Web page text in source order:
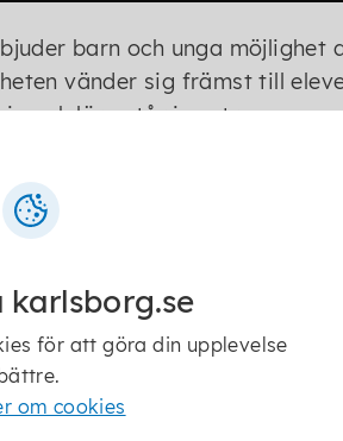
barn och unga
vänder sig främst till
och lära står i centrum.
kommun. Höstens
kring en
karlsborg.se
för att göra din upplevelse
bättre.
om cookies